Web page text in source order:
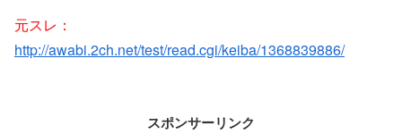
元スレ：
http://awabi.2ch.net/test/read.cgi/keiba/1368839886/
スポンサーリンク